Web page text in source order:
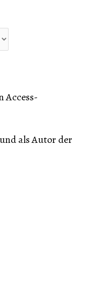
Access-
als Autor der